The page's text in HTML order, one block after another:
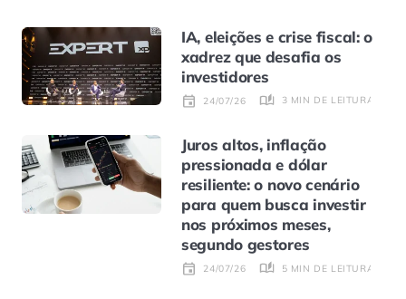
IA, eleições e crise fiscal: o
xadrez que desafia os
investidores
24/07/26 3 MIN DE LEITURA
Juros altos, inflação
pressionada e dólar
resiliente: o novo cenário
para quem busca investir
nos próximos meses,
segundo gestores
24/07/26 5 MIN DE LEITURA